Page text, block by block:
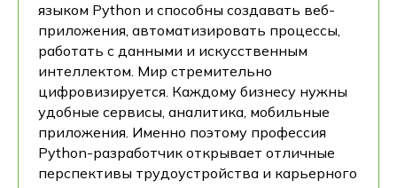
языком Python и способны создавать веб-
приложения, автоматизировать процессы,
работать с данными и искусственным
интеллектом. Мир стремительно
цифровизируется. Каждому бизнесу нужны
удобные сервисы, аналитика, мобильные
приложения. Именно поэтому профессия
Python-разработчик открывает отличные
перспективы трудоустройства и карьерного